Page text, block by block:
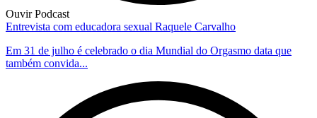
Ouvir Podcast
Entrevista com educadora sexual Raquele Carvalho
Em 31 de julho é celebrado o dia Mundial do Orgasmo data que
também convida...